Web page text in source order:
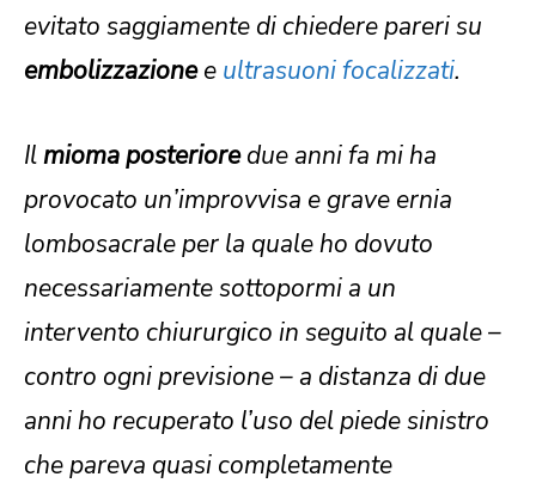
evitato saggiamente di chiedere pareri su
embolizzazionee ultrasuoni focalizzati.
Ilmioma posterioredue anni fa mi ha
provocato un’improvvisa e grave ernia
lombosacrale per la quale ho dovuto
necessariamente sottopormi a un
intervento chiururgico in seguito al quale –
contro ogni previsione – a distanza di due
anni ho recuperato l’uso del piede sinistro
che pareva quasi completamente